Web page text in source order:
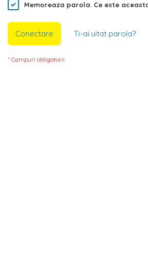
Memoreaza parola. Ce este
Conectare Ti-ai uitat parola?